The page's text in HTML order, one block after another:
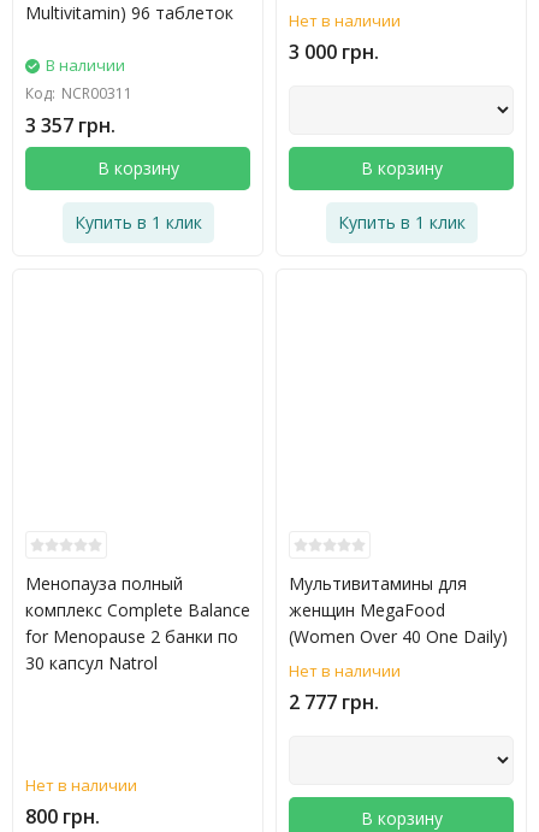
Multivitamin) 96 таблеток
В наличии
Код: NCR00311
3 357 грн.
В корзину
Купить в 1 клик
Нет в наличии
3 000 грн.
В корзину
Купить в 1 клик
Менопауза полный
комплекс Complete Balance
for Menopause 2 банки по
30 капсул Natrol
Нет в наличии
800 грн.
Мультивитамины для
женщин MegaFood
(Women Over 40 One Daily)
Нет в наличии
2 777 грн.
В корзину